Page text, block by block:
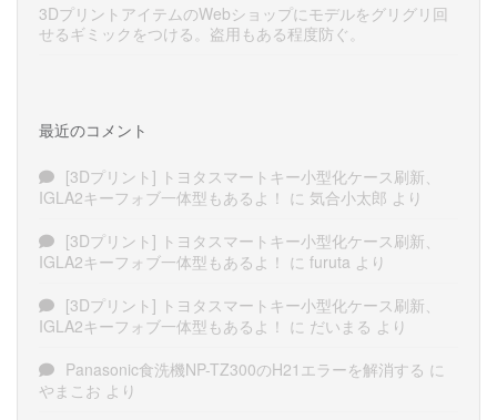
3DプリントアイテムのWebショップにモデルをグリグリ回
せるギミックをつける。盗用もある程度防ぐ。
最近のコメント
[3Dプリント] トヨタスマートキー小型化ケース刷新、
IGLA2キーフォブ一体型もあるよ！ に 気合小太郎 より
[3Dプリント] トヨタスマートキー小型化ケース刷新、
IGLA2キーフォブ一体型もあるよ！ に furuta より
[3Dプリント] トヨタスマートキー小型化ケース刷新、
IGLA2キーフォブ一体型もあるよ！ に だいまる より
Panasonic食洗機NP-TZ300のH21エラーを解消する に
やまこお より